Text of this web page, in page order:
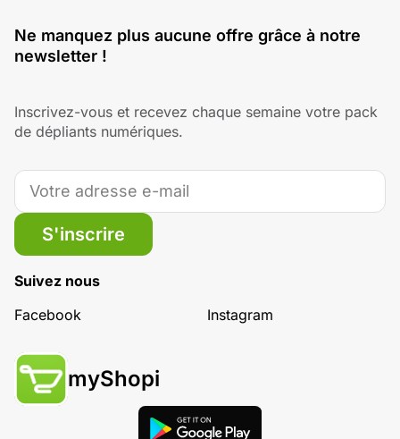
Ne manquez plus aucune offre grâce à notre
newsletter !
Inscrivez-vous et recevez chaque semaine votre pack
de dépliants numériques.
S'inscrire
Suivez nous
Facebook
Instagram
myShopi